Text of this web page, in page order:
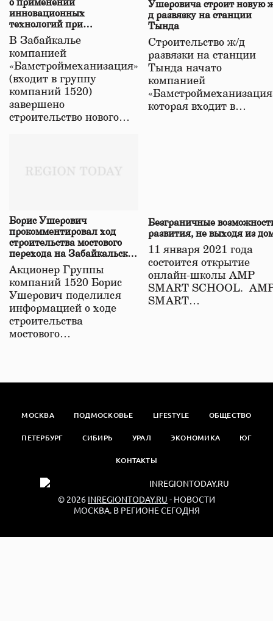
о применении
инновационных
технологий при
строительстве нового моста
в Забайкалье
В Забайкалье
компанией
«Бамстроймеханизация»
(входит в группу
компаний 1520)
завершено
строительство нового…
Ушеровича строит новую
д развязку на станции
Тында
Строительство ж/д
развязки на станции
Тында начато
компанией
которая входит в…
Борис Ушерович
прокомментировал ход
строительства мостового
перехода на Забайкальской
железной дороге
Акционер Группы
компаний 1520 Борис
Ушерович поделился
информацией о ходе
строительства
мостового…
Безграничные
развития, не выходя из
11 января 2021 года
состоится открытие
онлайн-школы АМР
SMART SCHOOL.
SMART…
МОСКВА ПОДМОСКОВЬЕ LIFESTYLE ОБЩЕСТВО
ПЕТЕРБУРГ СИБИРЬ УРАЛ ЭКОНОМИКА ЮГ
КОНТАКТЫ
© 2026 INREGIONTODAY.RU - НОВОСТИ
МОСКВА. В РЕГИОНЕ СЕГОДНЯ